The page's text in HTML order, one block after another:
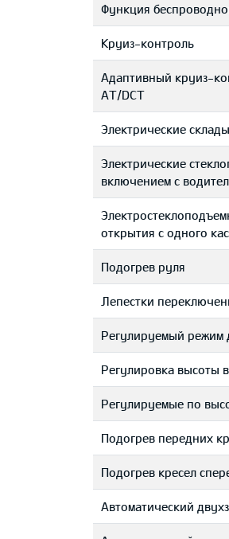
Функция
Круиз-контроль
Адаптивный круиз-
AT/DCT
Электрические
Электрические
включением с
открытия с одного
Подогрев руля
Лепестки
Регулируемый режим
Регулировка высоты
Регулируемые по
Подогрев передних
Подогрев кресел
Автоматический